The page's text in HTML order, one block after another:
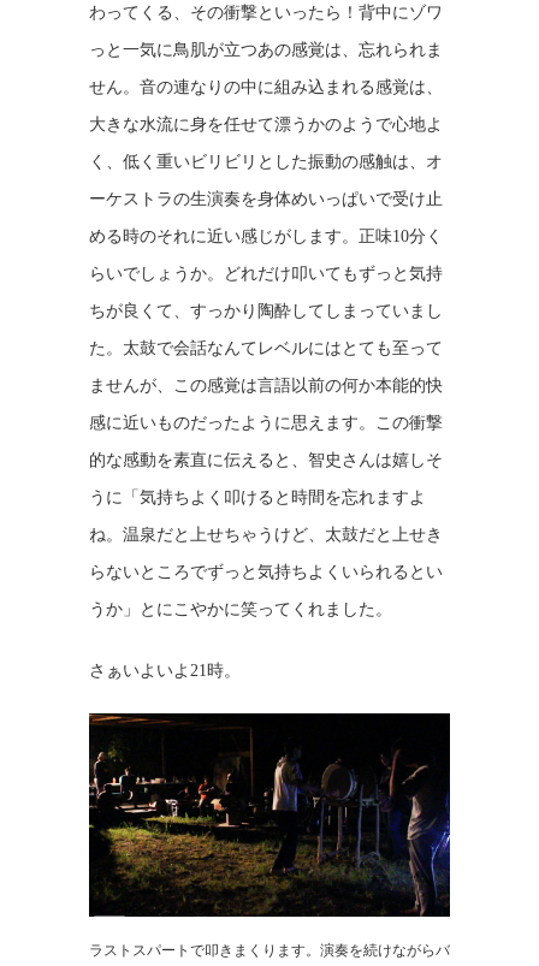
わってくる、その衝撃といったら！背中にゾワ
っと一気に鳥肌が立つあの感覚は、忘れられま
せん。音の連なりの中に組み込まれる感覚は、
大きな水流に身を任せて漂うかのようで心地よ
く、低く重いビリビリとした振動の感触は、オ
ーケストラの生演奏を身体めいっぱいで受け止
める時のそれに近い感じがします。正味10分く
らいでしょうか。どれだけ叩いてもずっと気持
ちが良くて、すっかり陶酔してしまっていまし
た。太鼓で会話なんてレベルにはとても至って
ませんが、この感覚は言語以前の何か本能的快
感に近いものだったように思えます。この衝撃
的な感動を素直に伝えると、智史さんは嬉しそ
うに「気持ちよく叩けると時間を忘れますよ
ね。温泉だと上せちゃうけど、太鼓だと上せき
らないところでずっと気持ちよくいられるとい
うか」とにこやかに笑ってくれました。
さぁいよいよ21時。
ラストスパートで叩きまくります。演奏を続けながらバ